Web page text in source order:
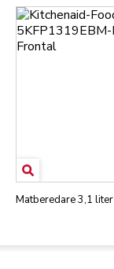
Matberedare 3,1 liter